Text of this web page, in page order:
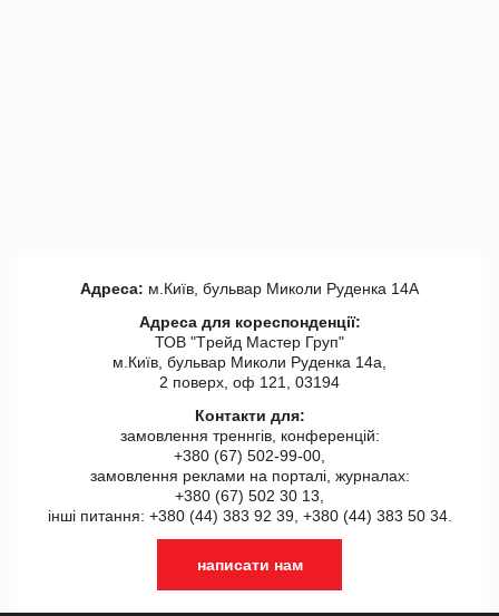
Адреса: м.Київ, бульвар Миколи Руденка 14А
Адреса для кореспонденції:
ТОВ "Tрейд Мастер Груп"
м.Київ, бульвар Миколи Руденка 14а,
2 поверх, оф 121, 03194
Контакти для:
замовлення треннгів, конференцій:
+380 (67) 502-99-00,
замовлення реклами на порталі, журналах:
+380 (67) 502 30 13,
інші питання: +380 (44) 383 92 39, +380 (44) 383 50 34.
написати нам